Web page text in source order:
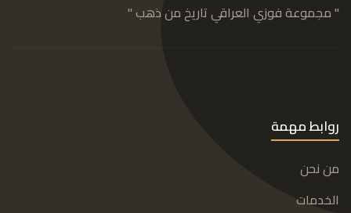
" مجموعة فوزي العراقي تاريخ من ذهب "
روابط مهمة
من نحن
الخدمات